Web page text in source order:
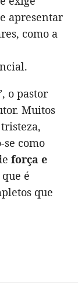
apresentar
como a
o pastor
Muitos
como
força e
é
que